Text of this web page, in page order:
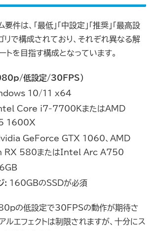
件は、「最低」「中設定」「推奨」「最高設
リで構成されており、それぞれ異なる解
トを目指す構成となっています。
低設定/30FPS）
10/11 x64
Core i7-7700KまたはAMD
1600X
GeForce GTX 1060、AMD
RX 580またはIntel Arc A750
: 160GBのSSDが必須
の低設定で30FPSの動作が期待さ
ルエフェクトは制限されますが、十分にス